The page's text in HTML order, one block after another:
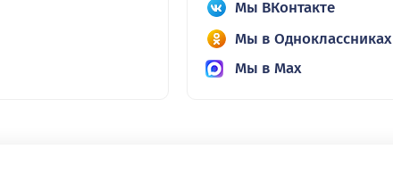
Мы ВКонтакте
Мы в Одноклассниках
Мы в Max